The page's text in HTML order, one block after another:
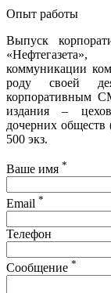
Опыт работы
Выпуск
коммуникации
роду своей
корпоративным
издания –
дочерних
500 экз.
Ваше имя *
Email *
Телефон
Сообщение *